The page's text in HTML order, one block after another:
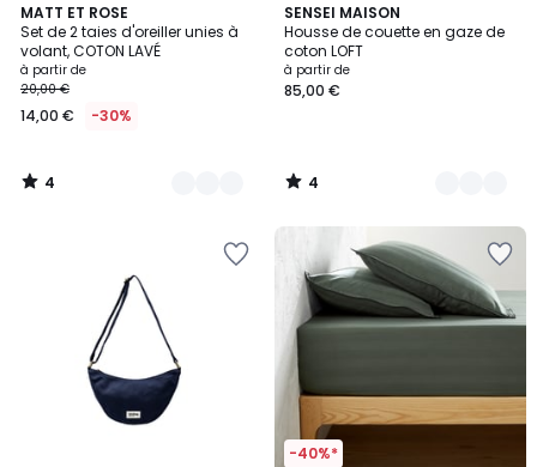
MATT ET ROSE
Set de 2 taies d'oreiller unies à
volant, COTON LAVÉ
à partir de
20,00 €
14,00 € -30%
4
/
5
9
Couleurs
4
/
SENSEI MAISON
Housse de couette en gaze de
coton LOFT
à partir de
85,00 €
4
/
5
15
Couleurs
4
/
-40%*